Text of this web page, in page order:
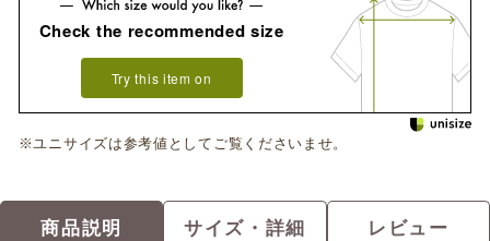
Check the recommended size
Try this item on
※ユニサイズは参考値としてご覧くださいませ。
商品説明 サイズ・詳細 レビュー